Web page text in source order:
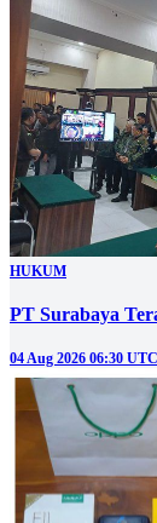
HUKUM
PT Surabaya
04 Aug 2026 06:30 UTC